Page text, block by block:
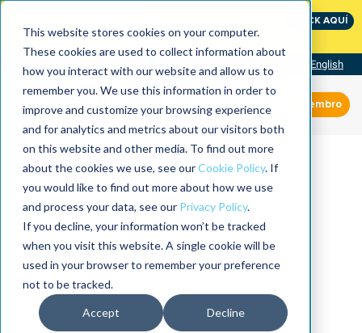
This website stores cookies on your computer.
These cookies are used to collect information about
how you interact with our website and allow us to
remember you. We use this information in order to
improve and customize your browsing experience
and for analytics and metrics about our visitors both
on this website and other media. To find out more
about the cookies we use, see ourCookie Policy. If
you would like to find out more about how we use
and process your data, see our Privacy Policy.
If you decline, your information won’t be tracked
when you visit this website. A single cookie will be
used in your browser to remember your preference
not to be tracked.
Accept Decline
The Speed of Reliability
CLICK AQUÍ
English
Miembro